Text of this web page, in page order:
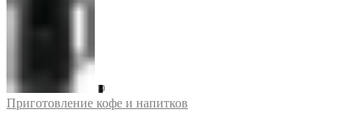
Приготовление кофе и напитков